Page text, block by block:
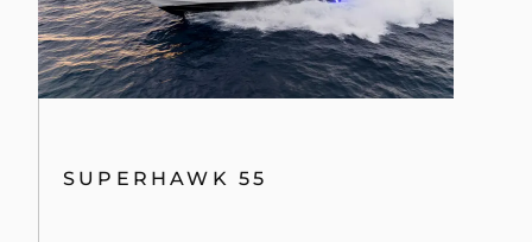
SUPERHAWK 55